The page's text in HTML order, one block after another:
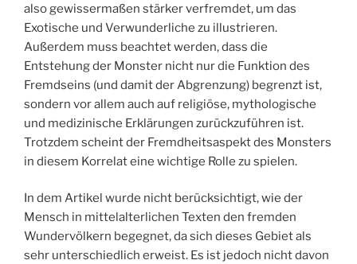
also gewissermaßen stärker verfremdet, um das
Exotische und Verwunderliche zu illustrieren.
Außerdem muss beachtet werden, dass die
Entstehung der Monster nicht nur die Funktion des
Fremdseins (und damit der Abgrenzung) begrenzt ist,
sondern vor allem auch auf religiöse, mythologische
und medizinische Erklärungen zurückzuführen ist.
Trotzdem scheint der Fremdheitsaspekt des Monsters
in diesem Korrelat eine wichtige Rolle zu spielen.
In dem Artikel wurde nicht berücksichtigt, wie der
Mensch in mittelalterlichen Texten den fremden
Wundervölkern begegnet, da sich dieses Gebiet als
sehr unterschiedlich erweist. Es ist jedoch nicht davon